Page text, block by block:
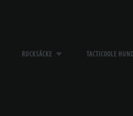
RUCKSÄCKE TACTICOOLE